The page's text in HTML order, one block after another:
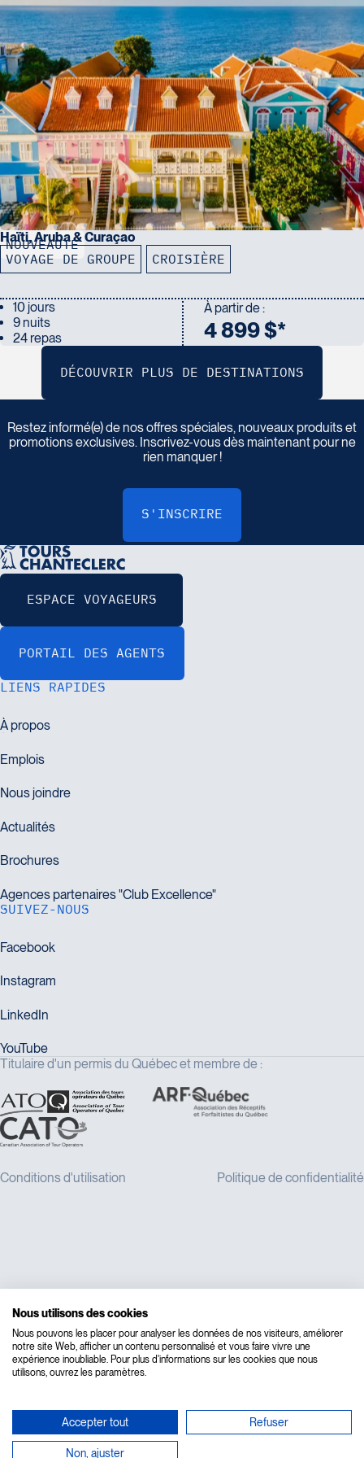
OPTION B
50 $ US de rabais par excursion NCL (1 rabais par port, par
cabine)
Forfait internet : 150 minutes par personne
Forfait 10 photos par cabine
100 $ US de crédit à bord par cabine
NOUVEAUTÉ
Haïti, Aruba & Curaçao
VOYAGE DE GROUPE CROISIÈRE
10 jours
9 nuits
24 repas
À partir de :
4 899 $*
Insc ivez vous à n o tre inf lettre
Restez informé(e) de nos offres spéciales, nouveaux produits et
promotions exclusives. Inscrivez-vous dès maintenant pour ne
rien manquer !
LIENS RAPIDES
SUIVEZ-NOUS
Titulaire d'un permis du Québec et membre de :
Nous utilisons des cookies
Nous pouvons les placer pour analyser les données de nos visiteurs, améliorer
notre site Web, afficher un contenu personnalisé et vous faire vivre une
expérience inoubliable. Pour plus d'informations sur les cookies que nous
utilisons, ouvrez les paramètres.
Accepter tout Refuser
Non, ajuster